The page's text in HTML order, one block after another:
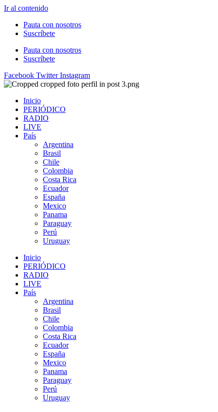
Ir al contenido
Pauta con nosotros
Suscríbete
Pauta con nosotros
Suscríbete
Facebook Twitter Instagram
Inicio
PERIÓDICO
RADIO
LIVE
País
Argentina
Brasil
Chile
Colombia
Costa Rica
Ecuador
España
Mexico
Panama
Paraguay
Perú
Uruguay
Inicio
PERIÓDICO
RADIO
LIVE
País
Argentina
Brasil
Chile
Colombia
Costa Rica
Ecuador
España
Mexico
Panama
Paraguay
Perú
Uruguay